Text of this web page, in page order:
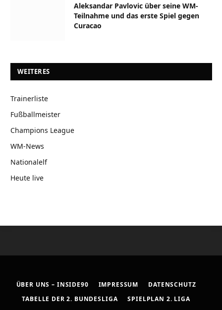
Aleksandar Pavlovic über seine WM-
Teilnahme und das erste Spiel gegen
Curacao
WEITERES
Trainerliste
Fußballmeister
Champions League
WM-News
Nationalelf
Heute live
ÜBER UNS – INSIDE90 IMPRESSUM
DATENSCHUTZ
TABELLE DER 2. BUNDESLIGA
SPIELPLAN 2. LIGA